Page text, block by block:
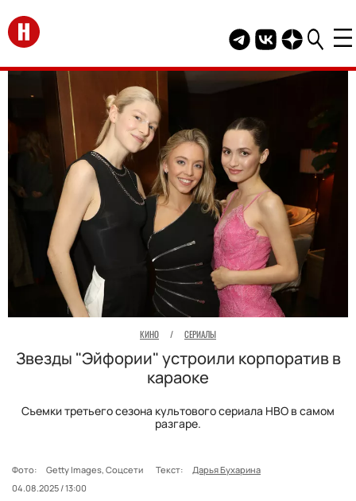
Перейти на главную
Telegram канал
Группа HELLO
Канал
КИНО / СЕРИАЛЫ
Звезды "Эйфории" устроили корпоратив в
караоке
Съемки третьего сезона культового сериала HBO в самом
разгаре.
Фото: Getty Images, Соцсети Текст:
Дарья Бухарина
04.08.2025 / 13:00